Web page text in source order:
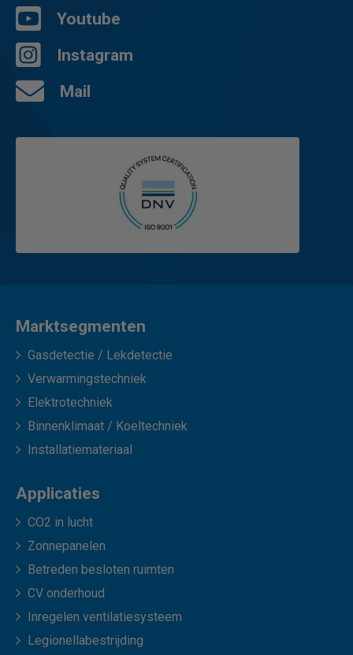
Youtube
Instagram
Mail
Marktsegmenten
Gasdetectie / Lekdetectie
Verwarmingstechniek
Elektrotechniek
Binnenklimaat / Koeltechniek
Installatiemateriaal
Applicaties
CO2 in lucht
Zonnepanelen
Betreden besloten ruimten
CV onderhoud
Inregelen ventilatiesysteem
Legionellabestrijding